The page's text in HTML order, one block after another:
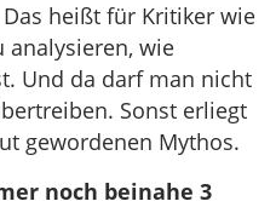
heißt für Kritiker wie
analysieren, wie
Und da darf man nicht
Sonst erliegt
gewordenen Mythos.
noch beinahe 3